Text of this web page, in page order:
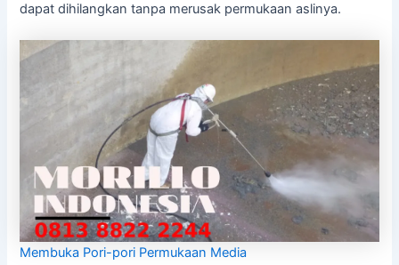
dapat dihilangkan tanpa merusak permukaan aslinya.
Membuka Pori-pori Permukaan Media